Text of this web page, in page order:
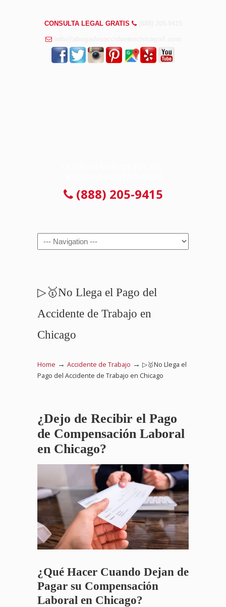
CONSULTA LEGAL GRATIS
(888) 205-9415
Navigation
▷🥇No Llega el Pago del
Accidente de Trabajo en
Chicago
Home → Accidente de Trabajo → ▷🥇No Llega el
Pago del Accidente de Trabajo en Chicago
¿Dejo de Recibir el Pago
de Compensación Laboral
en Chicago?
¿Qué Hacer Cuando Dejan de
Pagar su Compensación
Laboral en Chicago?